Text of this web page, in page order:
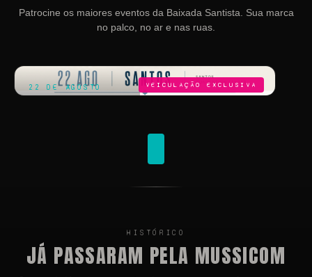
Patrocine os maiores eventos da Baixada Santista. Sua marca
no palco, no ar e nas ruas.
VEICULAÇÃO EXCLUSIVA
22 DE AGOSTO
HISTÓRICO
JÁ PASSARAM PELA MUSSICOM